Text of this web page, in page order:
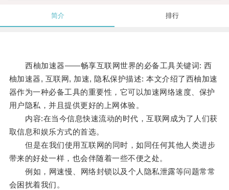
简介 排行
西柚加速器——畅享互联网世界的必备工具关键词: 西
柚加速器, 互联网, 加速, 隐私保护描述: 本文介绍了西柚加速
器作为一种必备工具的重要性，它可以加速网络速度、保护
用户隐私，并且提供更好的上网体验。
内容:在当今信息快速流动的时代，互联网成为了人们获
取信息和娱乐方式的首选。
但是在我们使用互联网的同时，如同任何其他人类进步
带来的好处一样，也会伴随着一些不便之处。
例如，网速慢、网络封锁以及个人隐私泄露等问题常常
会困扰着我们。